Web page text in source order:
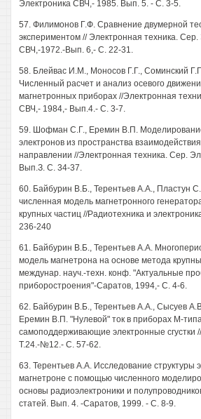
Электроника СВЧ,- 1985. Вып. 5. - С. 3-5.
57. Филимонов Г.Ф. Сравнение двумерной
экспериментом // Электронная техника. Сер.
СВЧ,-1972.-Вып. 6,- С. 22-31.
58. Блейвас И.М., Моносов Г.Г., Соминский
Численный расчет и анализ осевого
магнетронных приборах //Электронная
СВЧ,- 1984,- Вып.4.- С. 3-7.
59. Шофман С.Г., Еремин В.П. Моделирование
электронов из пространства
направлении //Электронная техника. Сер.
Вып.З. С. 34-37.
60. Байбурин В.Б., Терентьев А.А., Пластун
численная модель магнетронного
крупных частиц //Радиотехника и
236-240
61. Байбурин В.Б., Терентьев А.А.
модель магнетрона на основе метода
междунар. науч.-техн. конф. "Актуальные
приборостроения"-Саратов, 1994,- С. 4-6.
62. Байбурин В.Б., Терентьев А.А., Сысуев
Еремин В.П. "Нулевой" ток в приборах М-
самоподдерживающие электронные
Т.24.-№12.- С. 57-62.
63. Терентьев А.А. Исследование структуры
магнетроне с помощью численного
основы радиоэлектроники и
статей. Вып. 4. -Саратов, 1999. - С. 8-9.